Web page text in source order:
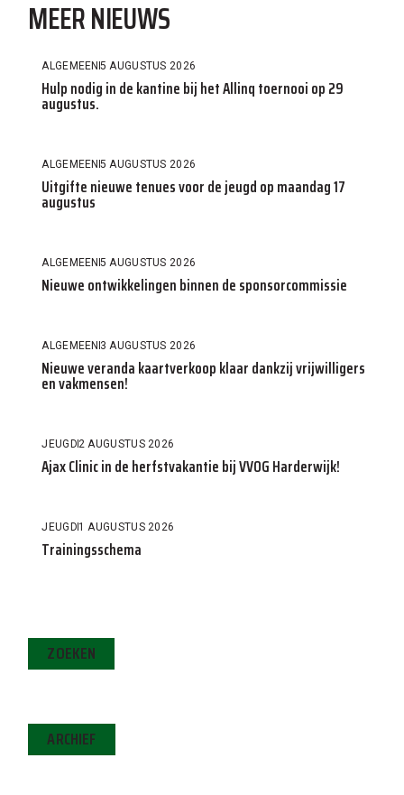
MEER NIEUWS
ALGEMEEN 5 AUGUSTUS 2026
Hulp nodig in de kantine bij het Allinq toernooi op 29
augustus.
ALGEMEEN 5 AUGUSTUS 2026
Uitgifte nieuwe tenues voor de jeugd op maandag 17
augustus
ALGEMEEN 5 AUGUSTUS 2026
Nieuwe ontwikkelingen binnen de sponsorcommissie
ALGEMEEN 3 AUGUSTUS 2026
Nieuwe veranda kaartverkoop klaar dankzij vrijwilligers
en vakmensen!
JEUGD2 AUGUSTUS 2026
Ajax Clinic in de herfstvakantie bij VVOG Harderwijk!
JEUGD 1 AUGUSTUS 2026
Trainingsschema
ZOEKEN
ARCHIEF